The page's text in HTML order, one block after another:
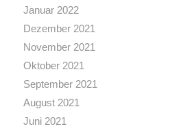
Januar 2022
Dezember 2021
November 2021
Oktober 2021
September 2021
August 2021
Juni 2021